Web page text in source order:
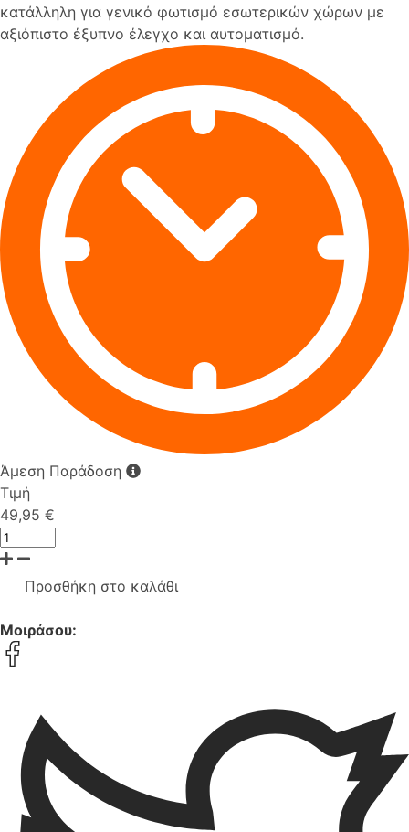
κατάλληλη για γενικό φωτισμό εσωτερικών χώρων με
αξιόπιστο έξυπνο έλεγχο και αυτοματισμό.
Άμεση Παράδοση
Τιμή
49,95 €
Προσθήκη στο καλάθι
Μοιράσου: